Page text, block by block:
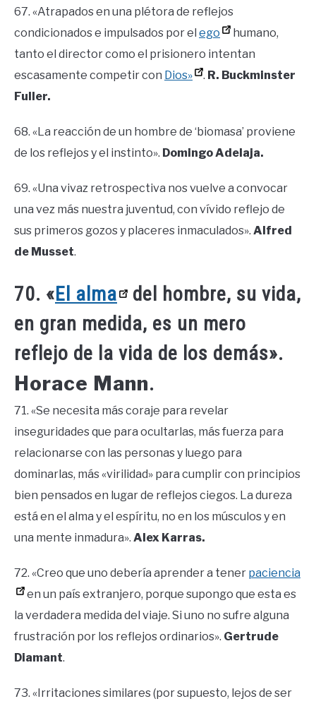
67. «Atrapados en una plétora de reflejos
condicionados e impulsados ​​por el ego
humano,
tanto el director como el prisionero intentan
escasamente competir con Dios» . R. Buckminster
Fuller.
68. «La reacción de un hombre de ‘biomasa’ proviene
de los reflejos y el instinto». Domingo Adelaja.
69. «Una vivaz retrospectiva nos vuelve a convocar
una vez más nuestra juventud, con vívido reflejo de
sus primeros gozos y placeres inmaculados». Alfred
de Musset.
70. «El alma
del hombre, su vida,
en gran medida, es un mero
reflejo de la vida de los demás».
Horace Mann.
71. «Se necesita más coraje para revelar
inseguridades que para ocultarlas, más fuerza para
relacionarse con las personas y luego para
dominarlas, más «virilidad» para cumplir con principios
bien pensados ​​en lugar de reflejos ciegos. La dureza
está en el alma y el espíritu, no en los músculos y en
una mente inmadura». Alex Karras.
72. «Creo que uno debería aprender a tener paciencia
en un país extranjero, porque supongo que esta es
la verdadera medida del viaje. Si uno no sufre alguna
frustración por los reflejos ordinarios». Gertrude
Diamant.
73. «Irritaciones similares (por supuesto, lejos de ser